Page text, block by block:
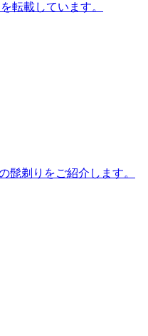
転載しています。
髭剃りをご紹介します。